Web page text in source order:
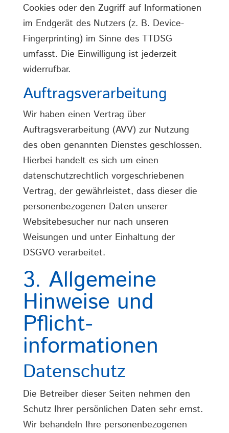
Cookies oder den Zugriff auf Informationen
im Endgerät des Nutzers (z. B. Device-
Fingerprinting) im Sinne des TTDSG
umfasst. Die Einwilligung ist jederzeit
widerrufbar.
Auftragsverarbeitung
Wir haben einen Vertrag über
Auftragsverarbeitung (AVV) zur Nutzung
des oben genannten Dienstes geschlossen.
Hierbei handelt es sich um einen
datenschutzrechtlich vorgeschriebenen
Vertrag, der gewährleistet, dass dieser die
personenbezogenen Daten unserer
Websitebesucher nur nach unseren
Weisungen und unter Einhaltung der
DSGVO verarbeitet.
3. Allgemeine
Hinweise und
Pflicht­
informationen
Datenschutz
Die Betreiber dieser Seiten nehmen den
Schutz Ihrer persönlichen Daten sehr ernst.
Wir behandeln Ihre personenbezogenen